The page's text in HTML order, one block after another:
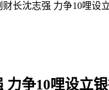
财长沈志强 力争10哩设
力争10哩设立